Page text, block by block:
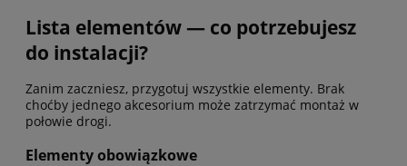
Lista elementów — co potrzebujesz
do instalacji?
Zanim zaczniesz, przygotuj wszystkie elementy. Brak
choćby jednego akcesorium może zatrzymać montaż w
połowie drogi.
Elementy obowiązkowe